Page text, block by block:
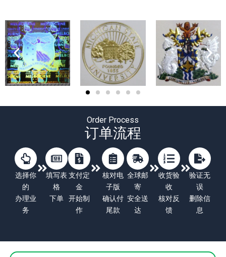
Order Process
订单流程
选择你
的
办理业
务
填写表
格
下单
支付定
金
开始制
作
核对电
子版
确认付
尾款
全球邮
寄
安全送
达
收货验
收
核对反
馈
验证无
误
删除信
息